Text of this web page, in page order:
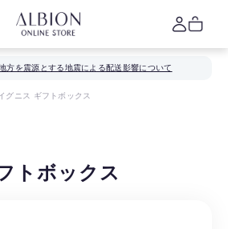
方を震源とする地震による配送影響について
グニス ギフトボックス
トボックス